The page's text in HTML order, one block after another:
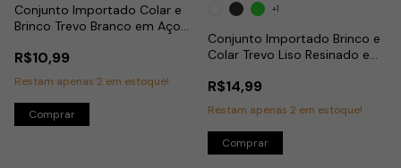
Conjunto Importado Colar e
Brinco Trevo Branco em Aço
R$10,99
Restam apenas 2 em estoque!
Conjunto Importado Brinco e
Colar Trevo Liso Resinado em
R$14,99
Restam apenas 2 em estoque!
+1
Comprar